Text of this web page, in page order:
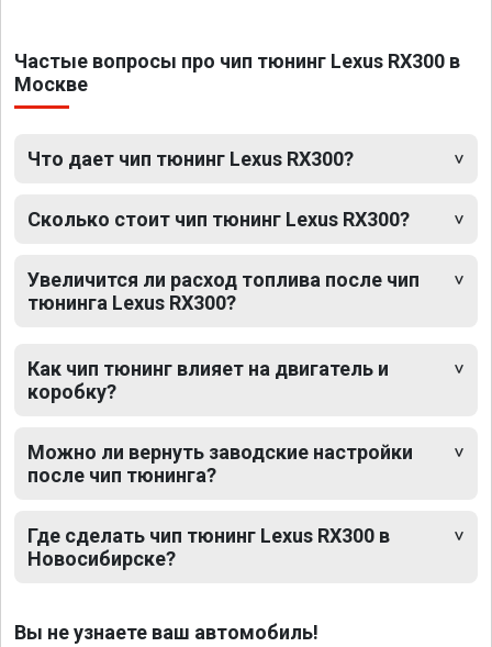
Частые вопросы про чип тюнинг Lexus RX300 в
Москве
Что дает чип тюнинг Lexus RX300?
Сколько стоит чип тюнинг Lexus RX300?
Увеличится ли расход топлива после чип
тюнинга Lexus RX300?
Как чип тюнинг влияет на двигатель и
коробку?
Можно ли вернуть заводские настройки
после чип тюнинга?
Где сделать чип тюнинг Lexus RX300 в
Новосибирске?
Вы не узнаете ваш автомобиль!